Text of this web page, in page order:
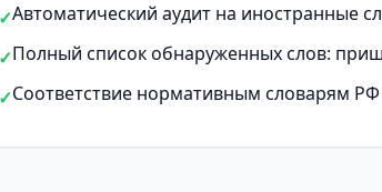
✓Автоматический аудит на иностранные
✓Полный список обнаруженных слов:
✓Соответствие нормативным словарям